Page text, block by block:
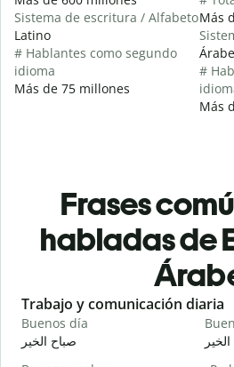
Sistema de escritura / Alfabeto
Latino
# Hablantes como segundo
idioma
Más de 75 millones
Más
Árabe
#
Más
Frases
habladas de
Slide 1 of 6
Trabajo y comunicación diaria
Buenos día
صباح الخير